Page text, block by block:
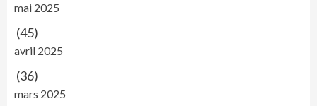
mai 2025
(45)
avril 2025
(36)
mars 2025